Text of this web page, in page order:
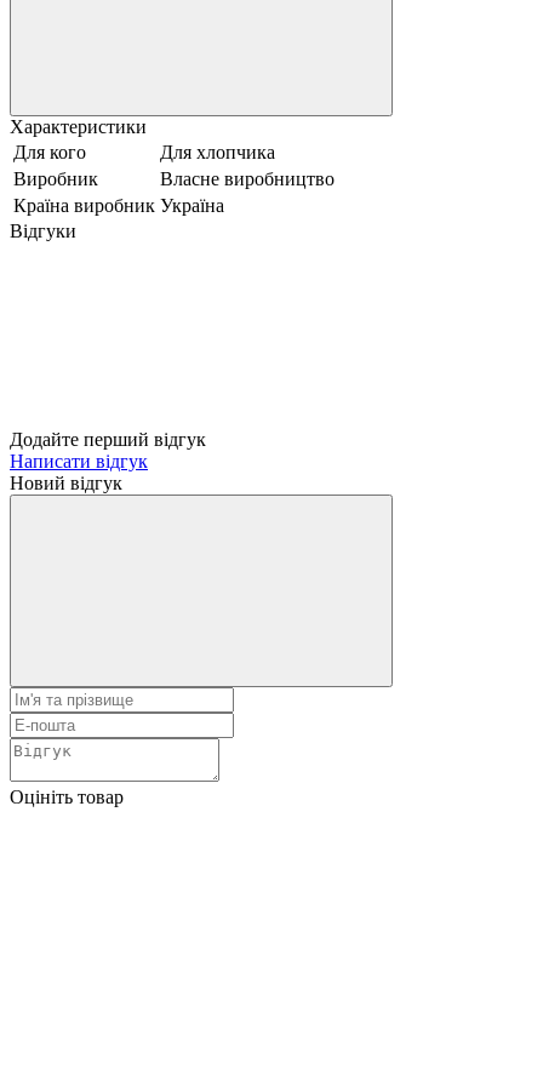
Характеристики
Для кого
Для хлопчика
Виробник
Власне виробництво
Країна виробник Україна
Відгуки
Додайте перший відгук
Написати відгук
Новий відгук
Оцініть товар